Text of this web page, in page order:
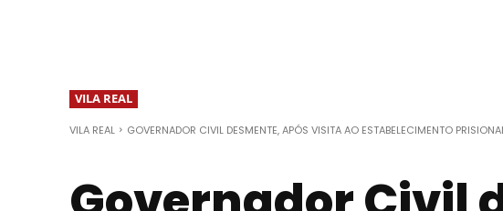
VILA REAL
VILA REAL GOVERNADOR CIVIL DESMENTE, APÓS VISITA AO ESTABELECIMENTO